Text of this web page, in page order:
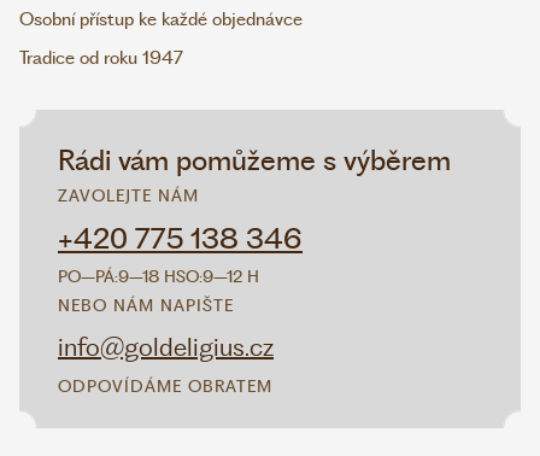
Rádi vám pomůžeme s výběrem
ZAVOLEJTE NÁM
+420 775 138 346
PO–PÁ:9–18 HSO:9–12 H
NEBO NÁM NAPIŠTE
info@goldeligius.cz
ODPOVÍDÁME OBRATEM
Osobní přístup ke každé objednávce
Tradice od roku 1947